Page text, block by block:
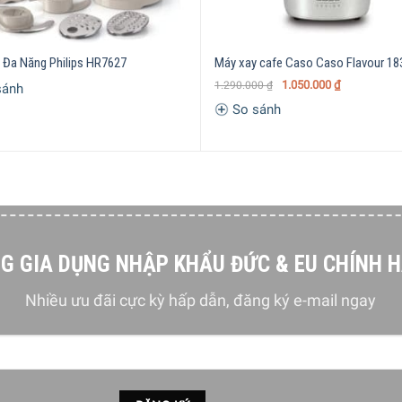
một chiếc máy xay cà phê đến từ Smeg chắc hẳn sẽ
là vật decor vô cùng nổi bật trong gian bếp của gia đình bạn.
thiết kế với bộ phận xay hình nón được làm hoàn toàn bằng
Ngoài ra, các hộp đựng hạt cà phê và hộp chứa cà phê sau
Đa Năng Philips HR7627
Máy xay cafe Caso Caso Flavour
1.290.000₫ 1.050.000 ₫
So sánh
GIA DỤNG NHẬP KHẨU ĐỨC & EU CHÍNH
Nhiều ưu đãi cực kỳ hấp dẫn, đăng ký e-mail ngay